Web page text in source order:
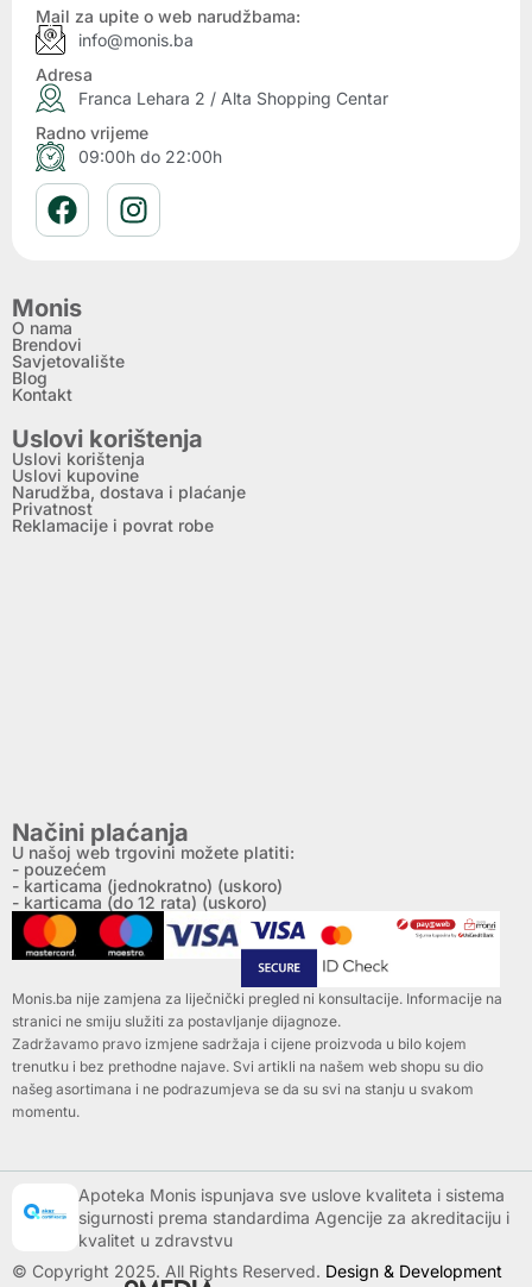
Mail za upite o web narudžbama:
info@monis.ba
Adresa
Franca Lehara 2 / Alta Shopping Centar
Radno vrijeme
09:00h do 22:00h
Monis
O nama
Brendovi
Savjetovalište
Blog
Kontakt
Uslovi korištenja
Uslovi korištenja
Uslovi kupovine
Narudžba, dostava i plaćanje
Privatnost
Reklamacije i povrat robe
Načini plaćanja
U našoj web trgovini možete platiti:
- pouzećem
- karticama (jednokratno) (uskoro)
- karticama (do 12 rata) (uskoro)
Monis.ba nije zamjena za liječnički pregled ni konsultacije. Informacije na
stranici ne smiju služiti za postavljanje dijagnoze.
Zadržavamo pravo izmjene sadržaja i cijene proizvoda u bilo kojem
trenutku i bez prethodne najave. Svi artikli na našem web shopu su dio
našeg asortimana i ne podrazumjeva se da su svi na stanju u svakom
momentu.
Apoteka Monis ispunjava sve uslove kvaliteta i sistema
sigurnosti prema standardima Agencije za akreditaciju i
kvalitet u zdravstvu
© Copyright 2025. All Rights Reserved. Design & Development